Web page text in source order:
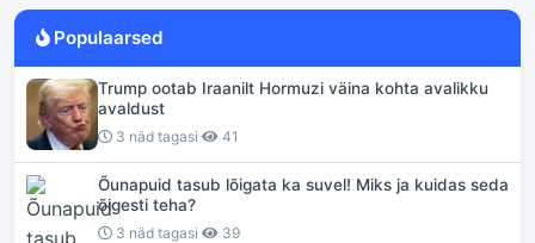
Populaarsed
Trump ootab Iraanilt Hormuzi väina kohta avalikku
avaldust
3 näd tagasi 41
Õunapuid tasub lõigata ka suvel! Miks ja kuidas seda
õigesti teha?
3 näd tagasi 39